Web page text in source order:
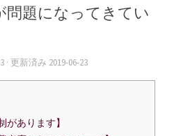
問題になってきてい
· 更新済み 2019-06-23
があります】